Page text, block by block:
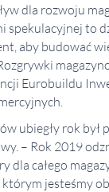
dla rozwoju
spekulacyjnej to
aby budować
Eurobuildu
ubiegły rok był
– Rok 2019
dla całego
jesteśmy